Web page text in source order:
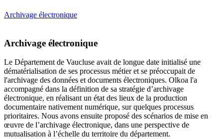
Archivage électronique
Archivage électronique
Le Département de Vaucluse avait de longue date initialisé une
dématérialisation de ses processus métier et se préoccupait de
l'archivage des données et documents électroniques. Olkoa l'a
accompagné dans la définition de sa stratégie d’archivage
électronique, en réalisant un état des lieux de la production
documentaire nativement numérique, sur quelques processus
prioritaires. Nous avons ensuite proposé des scénarios de mise en
œuvre de l’archivage électronique, dans une perspective de
mutualisation à l’échelle du territoire du département.